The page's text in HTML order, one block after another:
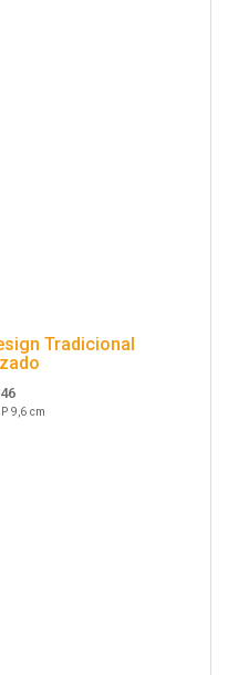
Tradicional
9,6 cm